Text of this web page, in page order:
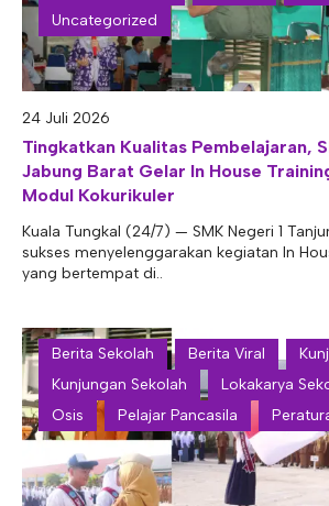
Uncategorized
24 Juli 2026
Tingkatkan Kualitas Pembelajaran,
Jabung Barat Gelar In House
Modul Kokurikuler
Kuala Tungkal (24/7) — SMK Negeri 1
sukses menyelenggarakan kegiatan In
yang bertempat di..
Berita Sekolah Berita Viral
Kunjungan Sekolah
Lokakarya
Osis
Pelajar Pancasila